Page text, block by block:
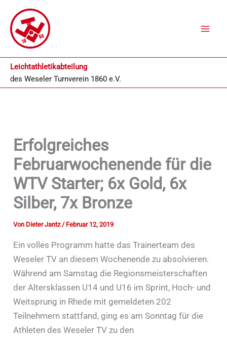
Inhalt
springen
Leichtathletikabteilung
des Weseler Turnverein 1860 e.V.
Erfolgreiches
Februarwochenende für die
WTV Starter; 6x Gold, 6x
Silber, 7x Bronze
Von Dieter Jantz / Februar 12, 2019
Ein volles Programm hatte das Trainerteam des
Weseler TV an diesem Wochenende zu absolvieren.
Während am Samstag die Regionsmeisterschaften
der Altersklassen U14 und U16 im Sprint, Hoch- und
Weitsprung in Rhede mit gemeldeten 202
Teilnehmern stattfand, ging es am Sonntag für die
Athleten des Weseler TV zu den